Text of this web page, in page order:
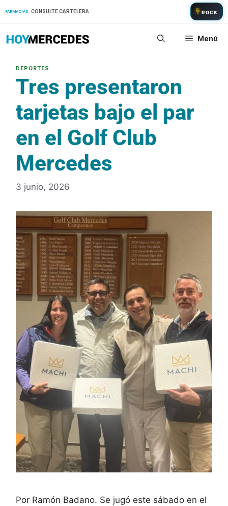
FARMACIAS: CONSULTE CARTELERA ROCK
Menú
Tres presentaron
tarjetas bajo el par
en el Golf Club
Mercedes
3 junio, 2026
Por Ramón Badano. Se jugó este sábado en el